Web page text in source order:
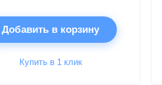
Добавить в корзину
Купить в 1 клик